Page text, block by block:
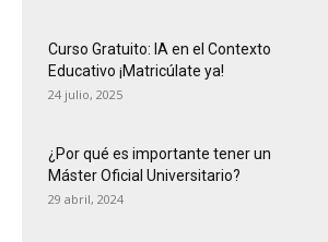
Curso Gratuito: IA en el Contexto
Educativo ¡Matricúlate ya!
24 julio, 2025
¿Por qué es importante tener un
Máster Oficial Universitario?
29 abril, 2024